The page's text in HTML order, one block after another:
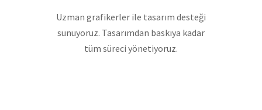
Uzman grafikerler ile tasarım desteği
sunuyoruz. Tasarımdan baskıya kadar
tüm süreci yönetiyoruz.